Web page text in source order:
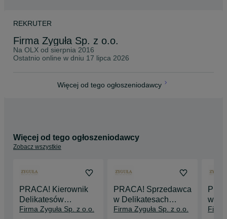
REKRUTER
Firma Zyguła Sp. z o.o.
Na OLX od sierpnia 2016
Ostatnio online w dniu 17 lipca 2026
Więcej od tego ogłoszeniodawcy
Więcej od tego ogłoszeniodawcy
Zobacz wszystkie
PRACA! Kierownik
Delikatesów
Mięsnych w
Firma Zyguła Sp. z o.o.
PRACA! Sprzedawca
w Delikatesach
Zyguła Polkowice
Firma Zyguła Sp. z o.o.
w